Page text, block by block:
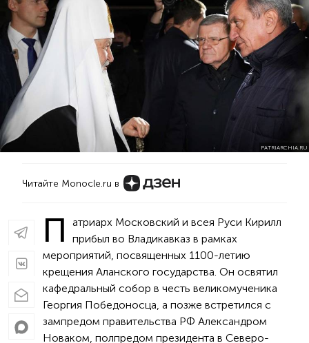
PATRIARCHIA.RU
Читайте Monocle.ru в
П
атриарх Московский и всея Руси Кирилл
прибыл во Владикавказ в рамках
мероприятий, посвященных 1100-летию
крещения Аланского государства. Он освятил
кафедральный собор в честь великомученика
Георгия Победоносца, а позже встретился с
зампредом правительства РФ Александром
Новаком, полпредом президента в Северо-